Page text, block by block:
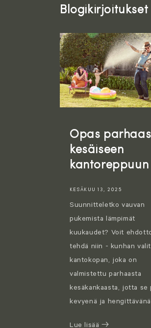
Blogikirjoitukset
Opas
kesäiseen
kantoreppuun
KESÄKUU 13, 2025
Suunnitteletko vauvan
pukemista lämpimät
kuukaudet? Voit
tehdä niin - kunhan
kantokopan, joka on
valmistettu parhaasta
kesäkankaasta, jotta se
kevyenä ja
Lue lisää